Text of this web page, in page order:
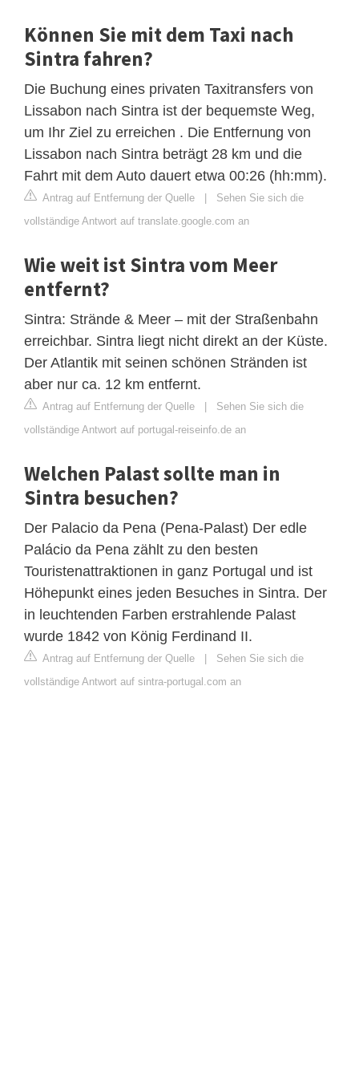
Können Sie mit dem Taxi nach
Sintra fahren?
Die Buchung eines privaten Taxitransfers von
Lissabon nach Sintra ist der bequemste Weg,
um Ihr Ziel zu erreichen . Die Entfernung von
Lissabon nach Sintra beträgt 28 km und die
Fahrt mit dem Auto dauert etwa 00:26 (hh:mm).
Antrag auf Entfernung der Quelle | Sehen Sie sich die
vollständige Antwort auf translate.google.com an
Wie weit ist Sintra vom Meer
entfernt?
Sintra: Strände & Meer – mit der Straßenbahn
erreichbar. Sintra liegt nicht direkt an der Küste.
Der Atlantik mit seinen schönen Stränden ist
aber nur ca. 12 km entfernt.
Antrag auf Entfernung der Quelle | Sehen Sie sich die
vollständige Antwort auf portugal-reiseinfo.de an
Welchen Palast sollte man in
Sintra besuchen?
Der Palacio da Pena (Pena-Palast) Der edle
Palácio da Pena zählt zu den besten
Touristenattraktionen in ganz Portugal und ist
Höhepunkt eines jeden Besuches in Sintra. Der
in leuchtenden Farben erstrahlende Palast
wurde 1842 von König Ferdinand II.
Antrag auf Entfernung der Quelle | Sehen Sie sich die
vollständige Antwort auf sintra-portugal.com an